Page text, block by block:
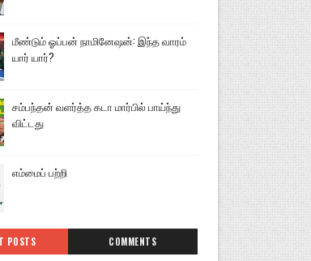
மீண்டும் ஓப்பன் நாமினேஷன்: இந்த வாரம்
யார் யார்?
சம்பந்தன் வளர்த்த கடா மார்பில் பாய்ந்து
விட்டது
எம்மைப் பற்றி
POSTS COMMENTS